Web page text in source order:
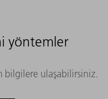
yöntemler
bilgilere ulaşabilirsiniz.